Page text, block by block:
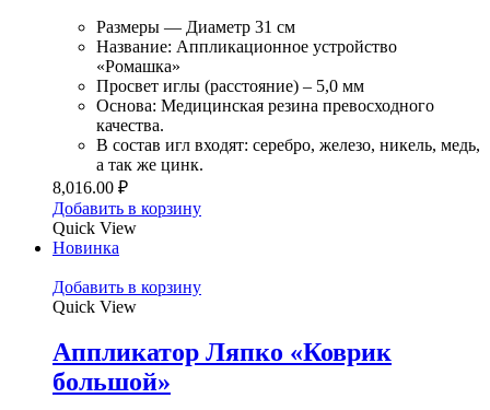
Размеры — Диаметр 31 см
Название: Аппликационное устройство
«Ромашка»
Просвет иглы (расстояние) – 5,0 мм
Основа: Медицинская резина превосходного
качества.
В состав игл входят: серебро, железо, никель, медь,
а так же цинк.
8,016.00 ₽
Добавить в корзину
Quick View
Новинка
Добавить в корзину
Quick View
Аппликатор Ляпко «Коврик
большой»